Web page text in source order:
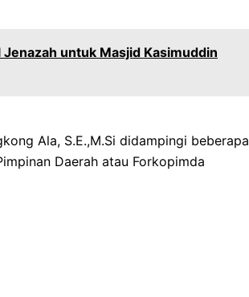
untuk Masjid Kasimuddin
Ala, S.E.,M.Si didampingi beberapa
Daerah atau Forkopimda